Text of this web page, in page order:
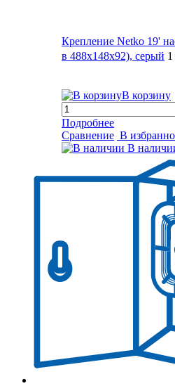
Крепление Netko 19'
в 488х148х92), серый
В корзину
Подробнее
Сравнение В
В